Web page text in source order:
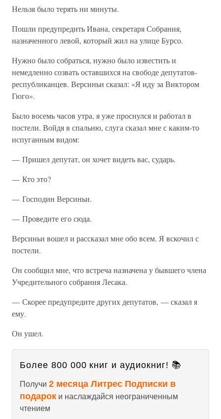
Нельзя было терять ни минуты.
Пошли предупредить Ивана, секретаря Собрания,
назначенного левой, который жил на улице Бурсо.
Нужно было собраться, нужно было известить и
немедленно созвать оставшихся на свободе депутатов-
республиканцев. Версиньи сказал: «Я иду за Виктором
Гюго».
Было восемь часов утра, я уже проснулся и работал в
постели. Войдя в спальню, слуга сказал мне с каким-то
испуганным видом:
— Пришел депутат, он хочет видеть вас, сударь.
— Кто это?
— Господин Версиньи.
— Проведите его сюда.
Версиньи вошел и рассказал мне обо всем. Я вскочил с
постели.
Он сообщил мне, что встреча назначена у бывшего члена
Учредительного собрания Лесака.
— Скорее предупредите других депутатов, — сказал я
ему.
Он ушел.
Более 800 000 книг и аудиокниг! 📚
Получи 2 месяца Литрес Подписки в
подарок и наслаждайся неограниченным
чтением